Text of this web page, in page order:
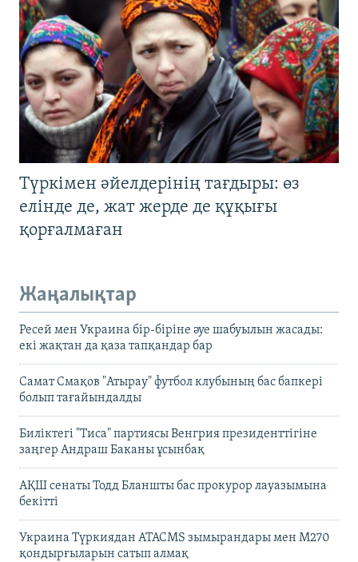
Түркімен әйелдерінің тағдыры: өз
елінде де, жат жерде де құқығы
қорғалмаған
Жаңалықтар
Ресей мен Украина бір-біріне әуе шабуылын жасады:
екі жақтан да қаза тапқандар бар
Самат Смақов "Атырау" футбол клубының бас бапкері
болып тағайындалды
Биліктегі "Тиса" партиясы Венгрия президенттігіне
заңгер Андраш Баканы ұсынбақ
АҚШ сенаты Тодд Бланшты бас прокурор лауазымына
бекітті
Украина Түркиядан ATACMS зымырандары мен M270
қондырғыларын сатып алмақ